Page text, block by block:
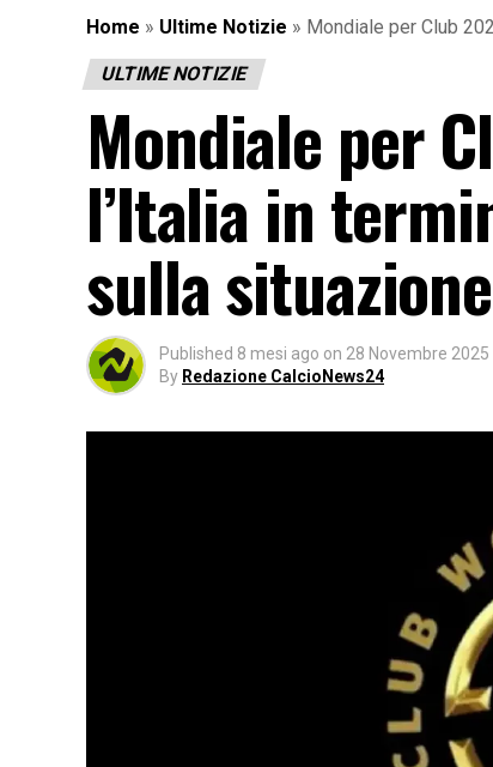
Home » Ultime Notizie » Mondiale per Club
ULTIME NOTIZIE
Mondiale per
l’Italia in
sulla situazione
Published 8 mesi ago on 28 Novembre 2025
By Redazione CalcioNews24